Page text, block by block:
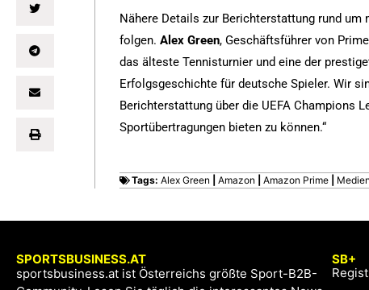
Nähere Details zur Berichterstattung rund
folgen.Alex Green, Geschäftsführer von
das älteste Tennisturnier und eine der
Erfolgsgeschichte für deutsche Spieler. Wir
Berichterstattung über die UEFA Champions
Sportübertragungen bieten zu können.“
Tags:Alex Green |Amazon |Amazon Prime
SPORTSBUSINESS.AT
sportsbusiness.at ist Österreichs größte Sport-B2B-
SB+